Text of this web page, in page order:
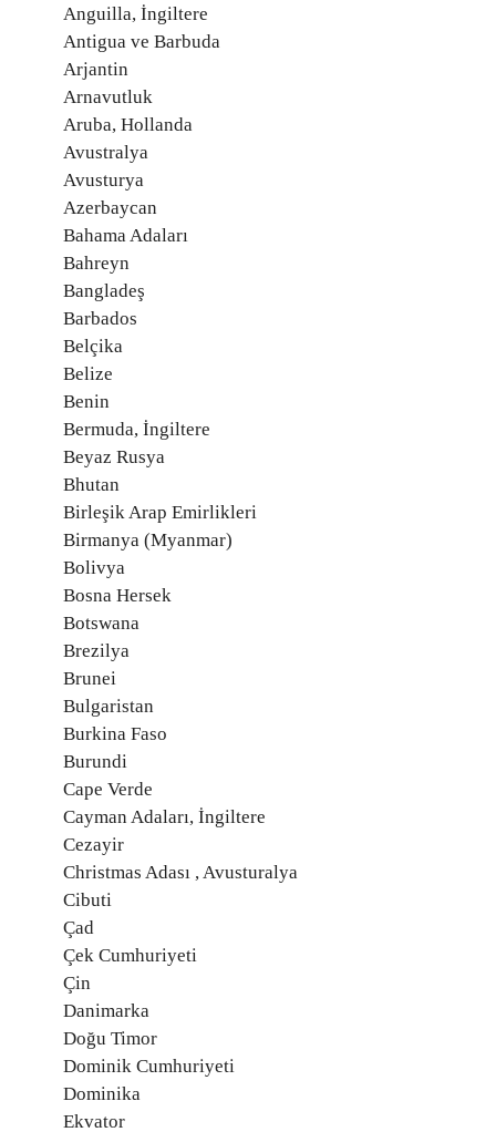
Anguilla, İngiltere
Antigua ve Barbuda
Arjantin
Arnavutluk
Aruba, Hollanda
Avustralya
Avusturya
Azerbaycan
Bahama Adaları
Bahreyn
Bangladeş
Barbados
Belçika
Belize
Benin
Bermuda, İngiltere
Beyaz Rusya
Bhutan
Birleşik Arap Emirlikleri
Birmanya (Myanmar)
Bolivya
Bosna Hersek
Botswana
Brezilya
Brunei
Bulgaristan
Burkina Faso
Burundi
Cape Verde
Cayman Adaları, İngiltere
Cezayir
Christmas Adası , Avusturalya
Cibuti
Çad
Çek Cumhuriyeti
Çin
Danimarka
Doğu Timor
Dominik Cumhuriyeti
Dominika
Ekvator